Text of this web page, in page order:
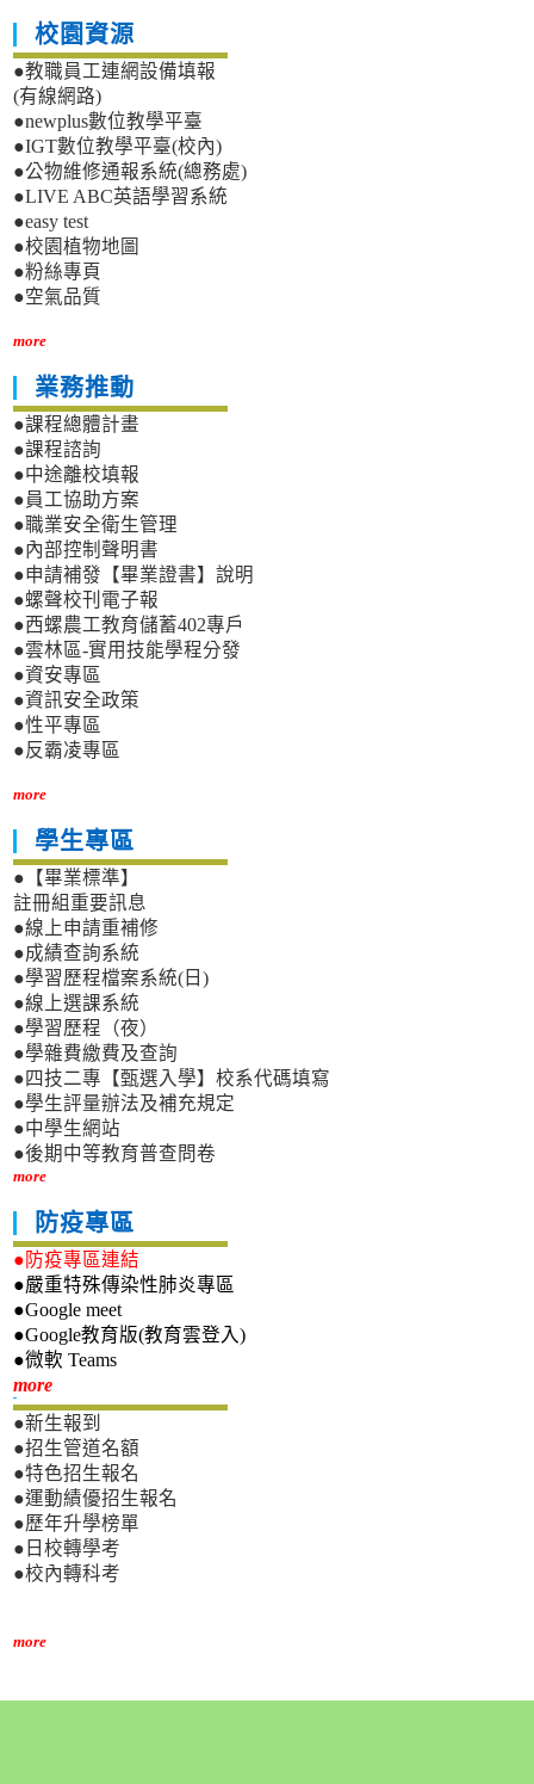
校園資源
●教職員工連網設備填報
(有線網路)
●newplus數位教學平臺
●IGT數位教學平臺(校內)
●公物維修通報系統(總務處)
●LIVE ABC英語學習系統
●easy test
●校園植物地圖
●粉絲專頁
●空氣品質
more
業務推動
●課程總體計畫
●課程諮詢
●中途離校填報
●員工協助方案
●職業安全衛生管理
●內部控制聲明書
●申請補發【畢業證書】說明
●螺聲校刊電子報
●西螺農工教育儲蓄402專戶
●雲林區-實用技能學程分發
●資安專區
●資訊安全政策
●性平專區
●反霸凌專區
more
學生專區
●【畢業標準】
註冊組重要訊息
●線上申請重補修
●成績查詢系統
●學習歷程檔案系統(日)
●線上選課系統
●學習歷程（夜）
●學雜費繳費及查詢
●四技二專【甄選入學】校系代碼填寫
●學生評量辦法及補充規定
●中學生網站
●後期中等教育普查問卷
more
防疫專區
●防疫專區連結
●嚴重特殊傳染性肺炎專區
●Google meet
●Google教育版(教育雲登入)
●微軟 Teams
more新生專區
●新生報到
●招生管道名額
●特色招生報名
●運動績優招生報名
●歷年升學榜單
●日校轉學考
●校內轉科考
more